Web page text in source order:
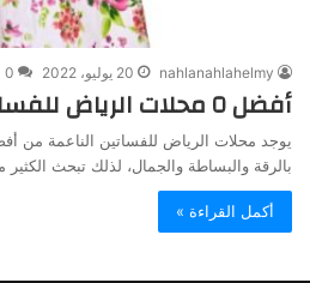
nahlanahlahelmy 20 يوليو، 2022 0
أفضل ٥ محلات الرياض للفساتين الناعمة
يوجد محلات الرياض للفساتين الناعمة من
بالرقة والبساطة والجمال، لذلك تبحث
أكمل القراءة »